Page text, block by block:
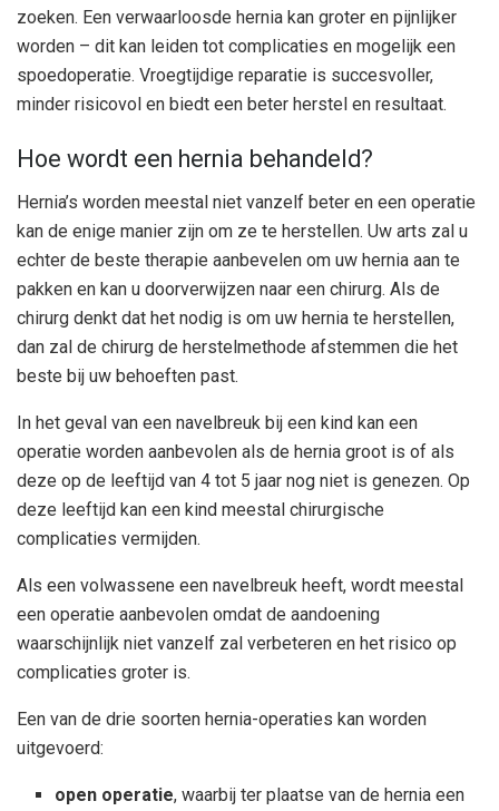
zoeken. Een verwaarloosde hernia kan groter en pijnlijker
worden – dit kan leiden tot complicaties en mogelijk een
spoedoperatie. Vroegtijdige reparatie is succesvoller,
minder risicovol en biedt een beter herstel en resultaat.
Hoe wordt een hernia behandeld?
Hernia’s worden meestal niet vanzelf beter en een operatie
kan de enige manier zijn om ze te herstellen. Uw arts zal u
echter de beste therapie aanbevelen om uw hernia aan te
pakken en kan u doorverwijzen naar een chirurg. Als de
chirurg denkt dat het nodig is om uw hernia te herstellen,
dan zal de chirurg de herstelmethode afstemmen die het
beste bij uw behoeften past.
In het geval van een navelbreuk bij een kind kan een
operatie worden aanbevolen als de hernia groot is of als
deze op de leeftijd van 4 tot 5 jaar nog niet is genezen. Op
deze leeftijd kan een kind meestal chirurgische
complicaties vermijden.
Als een volwassene een navelbreuk heeft, wordt meestal
een operatie aanbevolen omdat de aandoening
waarschijnlijk niet vanzelf zal verbeteren en het risico op
complicaties groter is.
Een van de drie soorten hernia-operaties kan worden
uitgevoerd:
open operatie, waarbij ter plaatse van de hernia een